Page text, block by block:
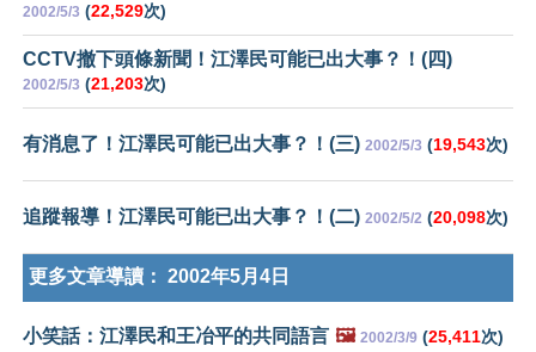
2002/5/3 (22,529次)
CCTV撤下頭條新聞！江澤民可能已出大事？！(四)
2002/5/3 (21,203次)
有消息了！江澤民可能已出大事？！(三) 2002/5/3 (19,543次)
追蹤報導！江澤民可能已出大事？！(二) 2002/5/2 (20,098次)
更多文章導讀： 2002年5月4日
小笑話：江澤民和王冶平的共同語言 🖼️ 2002/3/9 (25,411次)